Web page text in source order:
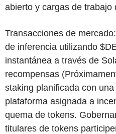
abierto y cargas de trabajo
Transacciones de
de inferencia utilizando
instantánea a través de
recompensas
staking planificada con
plataforma asignada a
quema de tokens.
titulares de tokens